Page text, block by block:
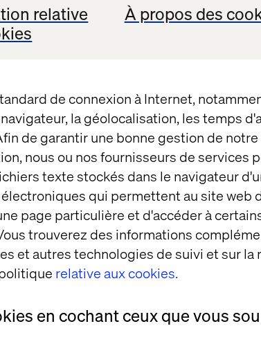
relative
À propos des
de connexion à Internet,
la géolocalisation, les temps
de garantir une bonne gestion de
nous ou nos fournisseurs de services
texte stockés dans le navigateur
qui permettent au site web
page particulière et d'accéder à
trouverez des informations
et autres technologies de suivi et sur la
relative aux cookies.
en cochant ceux que vous
partner Bloomreach to explore how
global marketing across 10 markets?
retail?
let’s chat.
Yes, really.